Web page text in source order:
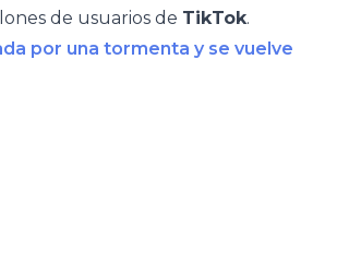
de usuarios de TikTok.
por una tormenta y se vuelve